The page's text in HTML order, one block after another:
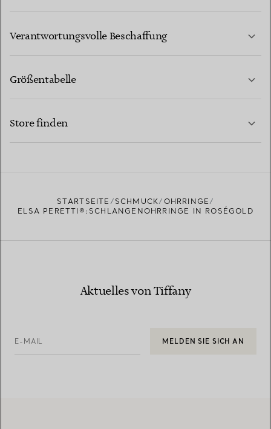
Verantwortungsvolle Beschaffung
Größentabelle
Store finden
STARTSEITE SCHMUCK
OHRRINGE
ELSA PERETTI®:SCHLANGENOHRRINGE IN ROSÉGOLD
Aktuelles von Tiffany
E-MAIL MELDEN SIE SICH AN